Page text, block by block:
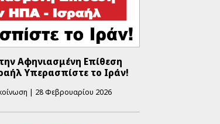
Αφηνιασμένη Επίθεση
Υπερασπίστε το Ιράν!
28 Φεβρουαρίου 2026